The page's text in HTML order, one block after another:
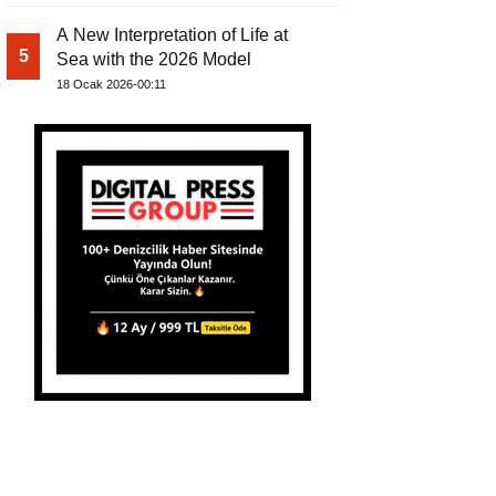
5
A New Interpretation of Life at
Sea with the 2026 Model
18 Ocak 2026-00:11